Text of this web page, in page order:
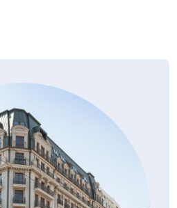
служать індивідуальні дахові
нагрівальних приладів
сталеві панельні радіатори.
кімнат квартир
канали кухонь, санвузлів,
монтується з шитого